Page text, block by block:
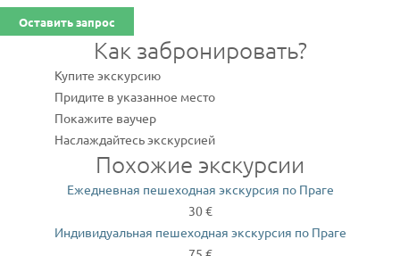
Оставить запрос
Как забронировать?
Купите экскурсию
Придите в указанное место
Покажите ваучер
Наслаждайтесь экскурсией
Похожие экскурсии
Ежедневная пешеходная экскурсия по Праге
30 €
Индивидуальная пешеходная экскурсия по Праге